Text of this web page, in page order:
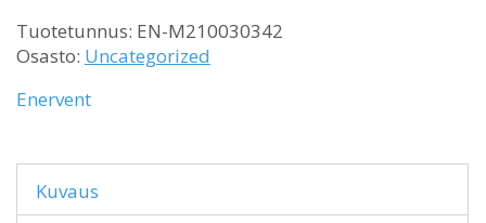
Tuotetunnus: EN-M210030342
Osasto: Uncategorized
Enervent
Kuvaus